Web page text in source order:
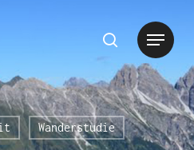
or ESC to close
Wanderstudie